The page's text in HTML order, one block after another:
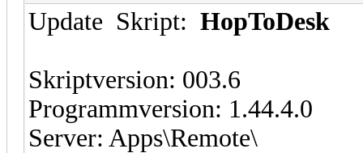
Update Skript: HopToDesk
Skriptversion: 003.6
Programmversion: 1.44.4.0
Server: Apps\Remote\